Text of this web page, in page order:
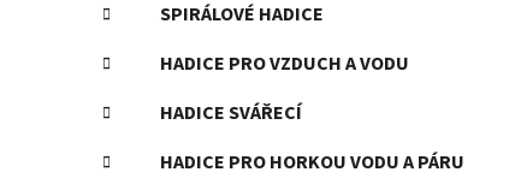
SPIRÁLOVÉ HADICE
HADICE PRO VZDUCH A VODU
HADICE SVÁŘECÍ
HADICE PRO HORKOU VODU A PÁRU